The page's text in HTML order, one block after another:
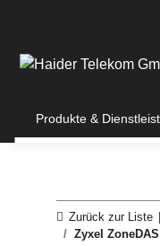
Produkte &
Zurück zur Liste
Zyxel